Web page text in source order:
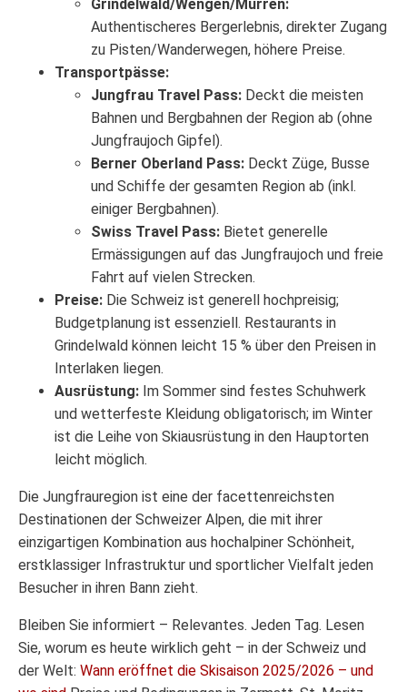
Grindelwald/Wengen/Mürren:
Authentischeres Bergerlebnis, direkter Zugang
zu Pisten/Wanderwegen, höhere Preise.
Transportpässe:
Jungfrau Travel Pass: Deckt die meisten
Bahnen und Bergbahnen der Region ab (ohne
Jungfraujoch Gipfel).
Berner Oberland Pass: Deckt Züge, Busse
und Schiffe der gesamten Region ab (inkl.
einiger Bergbahnen).
Swiss Travel Pass: Bietet generelle
Ermässigungen auf das Jungfraujoch und freie
Fahrt auf vielen Strecken.
Preise: Die Schweiz ist generell hochpreisig;
Budgetplanung ist essenziell. Restaurants in
Grindelwald können leicht 15 % über den Preisen in
Interlaken liegen.
Ausrüstung: Im Sommer sind festes Schuhwerk
und wetterfeste Kleidung obligatorisch; im Winter
ist die Leihe von Skiausrüstung in den Hauptorten
leicht möglich.
Die Jungfrauregion ist eine der facettenreichsten
Destinationen der Schweizer Alpen, die mit ihrer
einzigartigen Kombination aus hochalpiner Schönheit,
erstklassiger Infrastruktur und sportlicher Vielfalt jeden
Besucher in ihren Bann zieht.
Bleiben Sie informiert – Relevantes. Jeden Tag. Lesen
Sie, worum es heute wirklich geht – in der Schweiz und
der Welt: Wann eröffnet die Skisaison 2025/2026 – und